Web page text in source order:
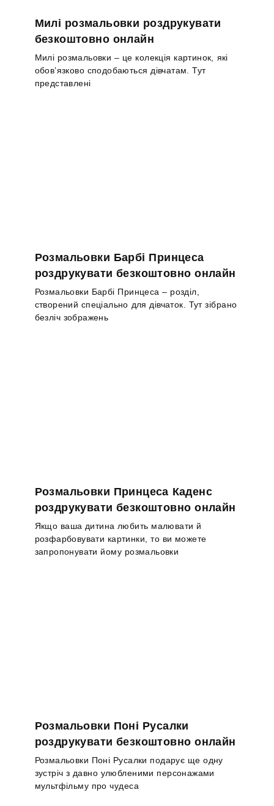
Милі розмальовки роздрукувати
безкоштовно онлайн
Милі розмальовки – це колекція картинок, які
обов’язково сподобаються дівчатам. Тут
представлені
Розмальовки Барбі Принцеса
роздрукувати безкоштовно онлайн
Розмальовки Барбі Принцеса – розділ,
створений спеціально для дівчаток. Тут зібрано
безліч зображень
Розмальовки Принцеса Каденс
роздрукувати безкоштовно онлайн
Якщо ваша дитина любить малювати й
розфарбовувати картинки, то ви можете
запропонувати йому розмальовки
Розмальовки Поні Русалки
роздрукувати безкоштовно онлайн
Розмальовки Поні Русалки подарує ще одну
зустріч з давно улюбленими персонажами
мультфільму про чудеса